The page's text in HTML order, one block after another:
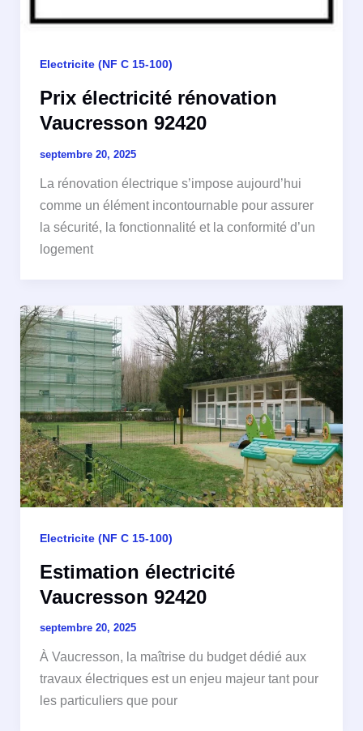
Electricite (NF C 15-100)
Prix électricité rénovation
Vaucresson 92420
septembre 20, 2025
La rénovation électrique s’impose aujourd’hui
comme un élément incontournable pour assurer
la sécurité, la fonctionnalité et la conformité d’un
logement
Electricite (NF C 15-100)
Estimation électricité
Vaucresson 92420
septembre 20, 2025
À Vaucresson, la maîtrise du budget dédié aux
travaux électriques est un enjeu majeur tant pour
les particuliers que pour